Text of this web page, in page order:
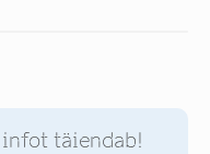
infot täiendab!